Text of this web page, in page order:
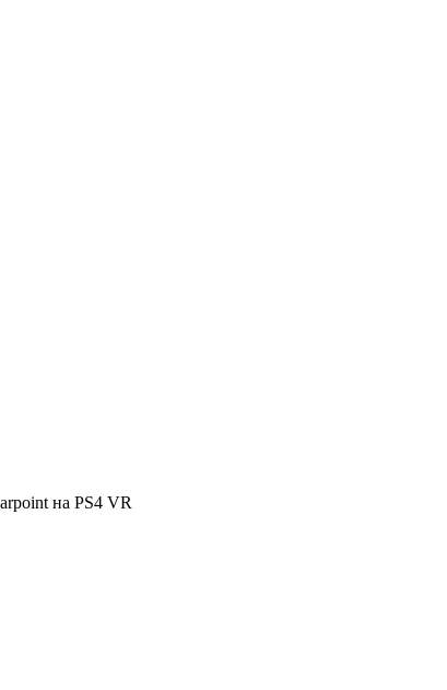
на PS4 VR